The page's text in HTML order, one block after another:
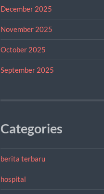
December 2025
November 2025
October 2025
September 2025
Categories
berita terbaru
hospital